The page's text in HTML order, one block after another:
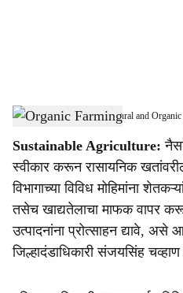
a
r
e
Farmers Urged to Adopt Natural and
Sustainable Agriculture:
स्वीकार करून रासायनिक
विभागाच्या विविध मोहिमांना
तसेच खाद्यतेलाचा माफक वापर
उत्पादनांना प्रोत्साहन द्यावे, असे
जिल्हादंडाधिकारी संजयसिंह